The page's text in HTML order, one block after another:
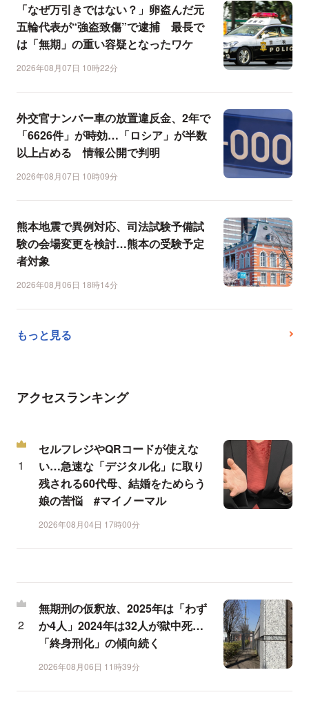
「なぜ万引きではない？」卵盗んだ元
五輪代表が“強盗致傷”で逮捕 最長で
は「無期」の重い容疑となったワケ
2026年08月07日 10時22分
外交官ナンバー車の放置違反金、2年で
「6626件」が時効…「ロシア」が半数
以上占める 情報公開で判明
2026年08月07日 10時09分
熊本地震で異例対応、司法試験予備試
験の会場変更を検討…熊本の受験予定
者対象
2026年08月06日 18時14分
もっと見る
アクセスランキング
セルフレジやQRコードが使えな
い…急速な「デジタル化」に取り
残される60代母、結婚をためらう
娘の苦悩 #マイノーマル
2026年08月04日 17時00分
無期刑の仮釈放、2025年は「わず
か4人」2024年は32人が獄中死…
「終身刑化」の傾向続く
2026年08月06日 11時39分